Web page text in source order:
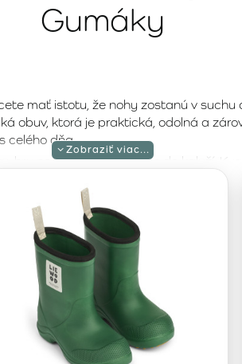
Gumáky
mať istotu, že nohy zostanú v suchu
obuv, ktorá je praktická, odolná a
celého dňa.
hry na ihrisku aj skákanie do kaluží.
materiály sú príjemné na
kompromisy medzi kvalitou,
sezónu. Nadčasový dizajn navyše